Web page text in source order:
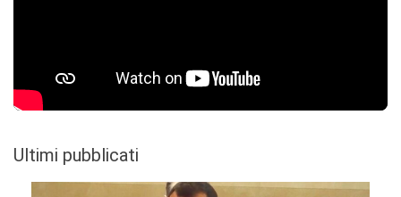
Ultimi pubblicati